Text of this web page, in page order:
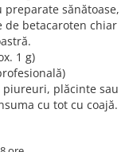
sănătoase,
de betacaroten chiar
1 g)
piureuri, plăcinte sau
cu tot cu coajă.